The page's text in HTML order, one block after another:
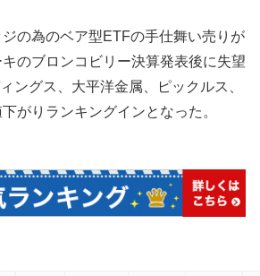
の為のベア型ETFの手仕舞い売りが
のブロンコビリー決算発表後に失望
ングス、大平洋金属、ピックルス、
がりランキングインとなった。